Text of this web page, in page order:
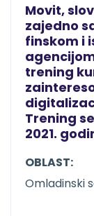
Movit,
zajedno
finskom i
trening
Trening
2021.
OBLAST:
Omladinski